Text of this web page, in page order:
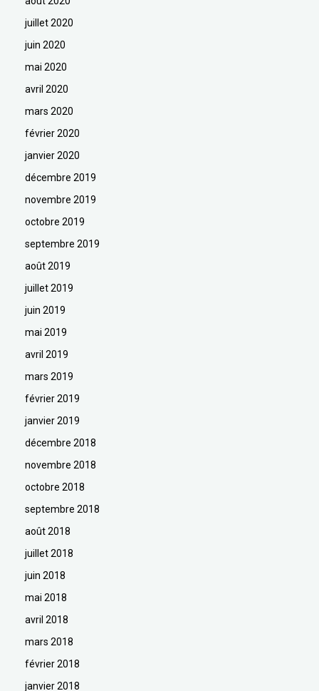
juillet 2020
juin 2020
mai 2020
avril 2020
mars 2020
février 2020
janvier 2020
décembre 2019
novembre 2019
octobre 2019
septembre 2019
août 2019
juillet 2019
juin 2019
mai 2019
avril 2019
mars 2019
février 2019
janvier 2019
décembre 2018
novembre 2018
octobre 2018
septembre 2018
août 2018
juillet 2018
juin 2018
mai 2018
avril 2018
mars 2018
février 2018
janvier 2018